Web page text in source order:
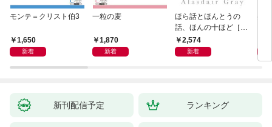
モンテ＝クリスト伯3
1,650
新着
一粒の麦
1,870
新着
ほら話とほんとうの
話、ほんの十ほど［新
装版］
2,574
新着
美
新刊配信予定 ランキング